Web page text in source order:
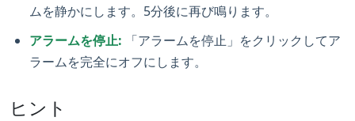
ムを静かにします。5分後に再び鳴ります。
アラームを停止: 「アラームを停止」をクリックしてア
ラームを完全にオフにします。
ヒント